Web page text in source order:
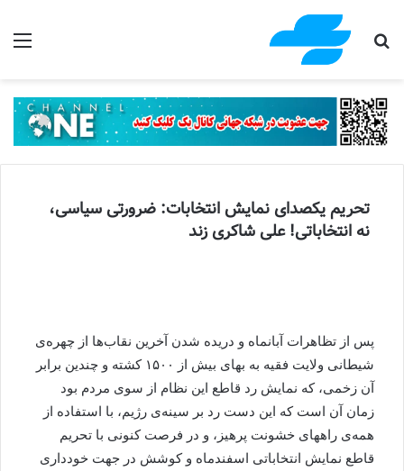
جستجو برای
تحریم یکصدای نمایش انتخابات: ضرورتی سیاسی،
نه انتخاباتی! علی شاکری زند
پس از تظاهرات آبانماه و دریده شدن آخرین نقاب‌ها از چهره‌ی
شیطانی ولایت فقیه به بهای بیش از ۱۵۰۰ کشته و چندین برابر
آن زخمی، که نمایش رد قاطع این نظام از سوی مردم بود
زمان آن است که این دست رد بر سینه‌ی رژیم، با استفاده از
همه‌ی راههای خشونت پرهیز، و در فرصت کنونی با تحریم
قاطع نمایش انتخاباتی اسفندماه و کوشش در جهت خودداری